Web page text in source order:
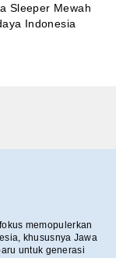
Sleeper Mewah
Indonesia
memopulerkan
khususnya Jawa
untuk generasi